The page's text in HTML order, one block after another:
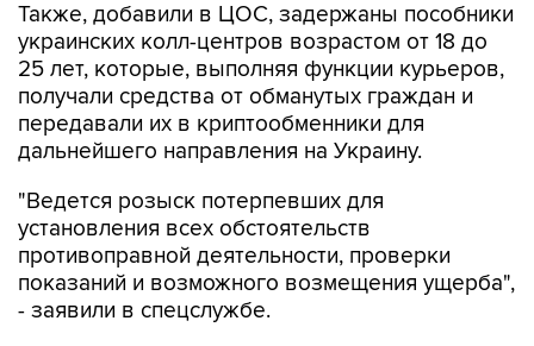
Также, добавили в ЦОС, задержаны пособники
украинских колл-центров возрастом от 18 до
25 лет, которые, выполняя функции курьеров,
получали средства от обманутых граждан и
передавали их в криптообменники для
дальнейшего направления на Украину.
"Ведется розыск потерпевших для
установления всех обстоятельств
противоправной деятельности, проверки
показаний и возможного возмещения ущерба",
- заявили в спецслужбе.